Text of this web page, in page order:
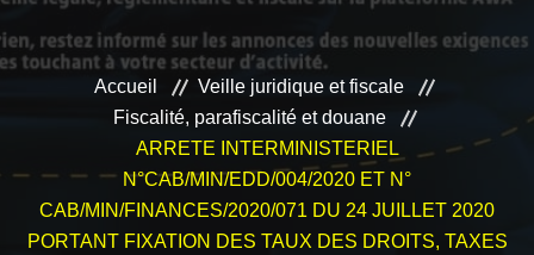
Accueil
Veille juridique et fiscale
Fiscalité, parafiscalité et douane
ARRETE INTERMINISTERIEL
N°CAB/MIN/EDD/004/2020 ET N°
CAB/MIN/FINANCES/2020/071 DU 24 JUILLET 2020
PORTANT FIXATION DES TAUX DES DROITS, TAXES